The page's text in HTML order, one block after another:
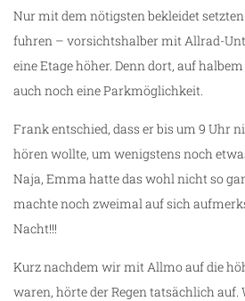
Nur mit dem nötigsten bekleidet
fuhren – vorsichtshalber mit Allrad-
eine Etage höher. Denn dort, auf
auch noch eine Parkmöglichkeit.
Frank entschied, dass er bis um 9 Uhr
hören wollte, um wenigstens noch
Naja, Emma hatte das wohl nicht so
machte noch zweimal auf sich
Nacht!!!
Kurz nachdem wir mit Allmo auf die
waren, hörte der Regen tatsächlich